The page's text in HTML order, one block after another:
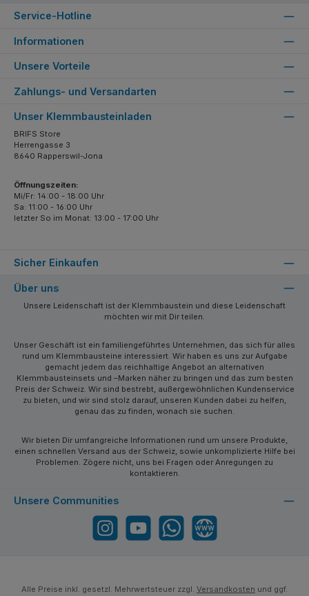
Service-Hotline
Informationen
Unsere Vorteile
Zahlungs- und Versandarten
Sicher Einkaufen
Unser Klemmbausteinladen
BRIFS Store
Herrengasse 3
8640 Rapperswil-Jona
Öffnungszeiten:
Mi/Fr: 14:00 - 18:00 Uhr
Sa: 11:00 - 16:00 Uhr
letzter So im Monat: 13:00 - 17:00 Uhr
Über uns
Unsere Leidenschaft ist der Klemmbaustein und diese Leidenschaft
möchten wir mit Dir teilen.
Unser Geschäft ist ein familiengeführtes Unternehmen, das sich für alles
rund um Klemmbausteine interessiert. Wir haben es uns zur Aufgabe
gemacht jedem das reichhaltige Angebot an alternativen
Klemmbausteinsets und –Marken näher zu bringen und das zum besten
Preis der Schweiz. Wir sind bestrebt, außergewöhnlichen Kundenservice
zu bieten, und wir sind stolz darauf, unseren Kunden dabei zu helfen,
genau das zu finden, wonach sie suchen.
Wir bieten Dir umfangreiche Informationen rund um unsere Produkte,
einen schnellen Versand aus der Schweiz, sowie unkomplizierte Hilfe bei
Problemen. Zögere nicht, uns bei Fragen oder Anregungen zu
kontaktieren.
Unsere Communities
Instagram YouTube WhatsApp Website
Alle Preise inkl. gesetzl. Mehrwertsteuer zzgl. Versandkosten und ggf.